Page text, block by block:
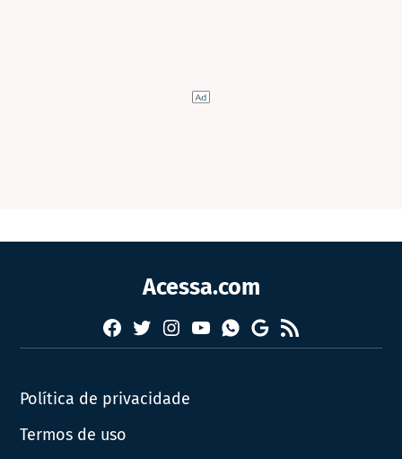
Acessa.com
Facebook
TwitterInstagram
YouTubeWhatsapp
Google
News
RSS
Política de privacidade
Termos de uso